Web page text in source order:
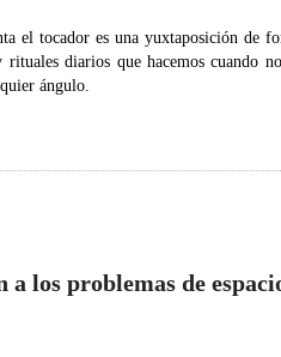
el tocador es una yuxtaposición de
rituales diarios que hacemos cuando
ángulo.
los problemas de